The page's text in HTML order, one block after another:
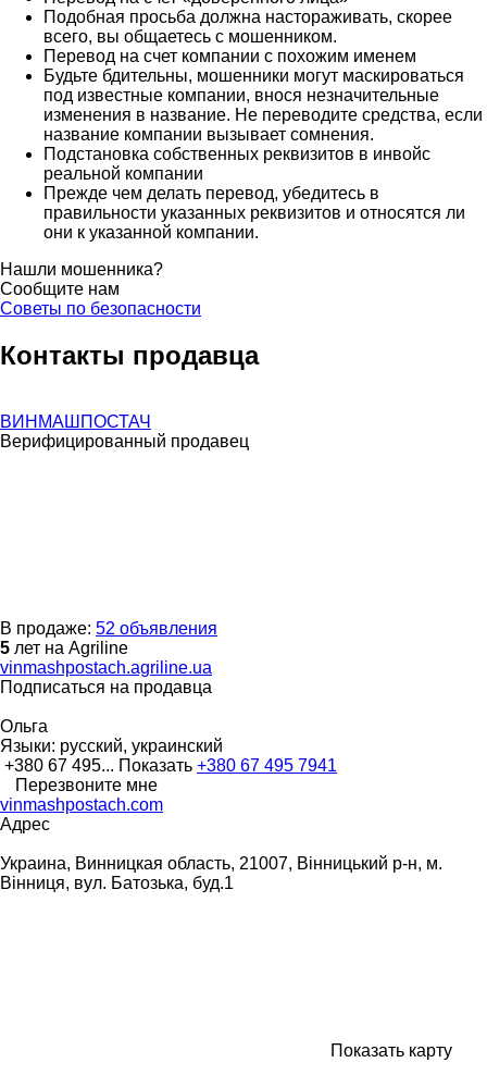
Подобная просьба должна настораживать, скорее
всего, вы общаетесь с мошенником.
Перевод на счет компании с похожим именем
Будьте бдительны, мошенники могут маскироваться
под известные компании, внося незначительные
изменения в название. Не переводите средства, если
название компании вызывает сомнения.
Подстановка собственных реквизитов в инвойс
реальной компании
Прежде чем делать перевод, убедитесь в
правильности указанных реквизитов и относятся ли
они к указанной компании.
Нашли мошенника?
Сообщите нам
Советы по безопасности
Контакты продавца
ВИНМАШПОСТАЧ
Верифицированный продавец
В продаже: 52 объявления
5 лет на Agriline
vinmashpostach.agriline.ua
Подписаться на продавца
Ольга
Языки: русский, украинский
+380 67 495... Показать +380 67 495 7941
Перезвоните мне
vinmashpostach.com
Адрес
Украина, Винницкая область, 21007, Вінницький р-н, м.
Вінниця, вул. Батозька, буд.1
Показать карту